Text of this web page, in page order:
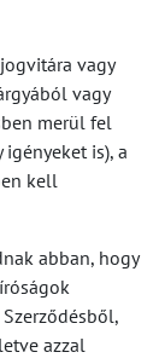
vagy
vagy
merül fel
is), a
kell
abban, hogy
azzal